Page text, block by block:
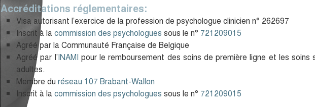
Accréditations réglementaires:
Visa autorisant l’exercice de la profession de psychologue clinicien n° 262697
Inscrit à lacommission des psychologues sous le n° 721209015
Agréé par la Communauté Française de Belgique
Agréé par l’INAMI pour le remboursement des soins de première ligne et les
adultes.
Membre duréseau 107 Brabant-Wallon
Inscrit à lacommission des psychologues sous le n° 721209015